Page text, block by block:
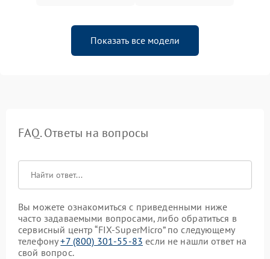
Показать все модели
FAQ. Ответы на вопросы
Вы можете ознакомиться с приведенными ниже
часто задаваемыми вопросами, либо обратиться в
сервисный центр “FIX-SuperMicro” по следующему
телефону+7 (800) 301-55-83 если не нашли ответ на
свой вопрос.